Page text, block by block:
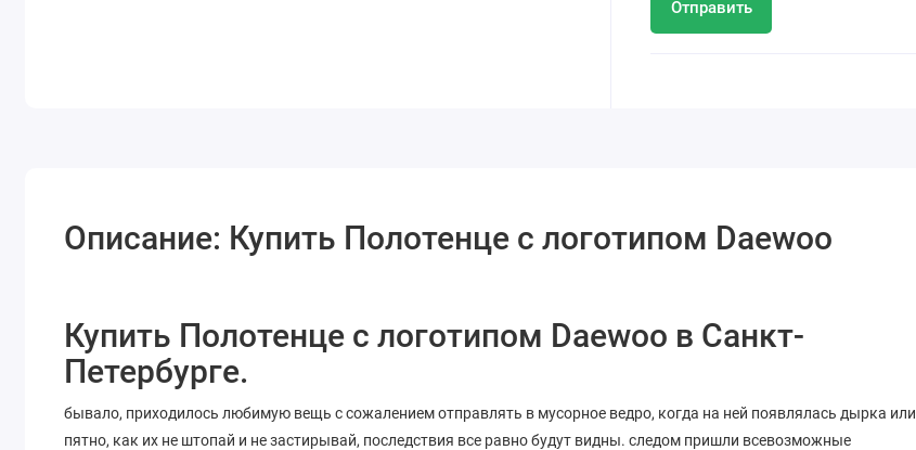
Отправить
Описание: Купить Полотенце с логотипом Daewoo
Купить Полотенце с логотипом Daewoo в Санкт-
Петербурге.
бывало, приходилось любимую вещь с сожалением отправлять в мусорное ведро, когда на ней появлялась дырка или
пятно, как их не штопай и не застирывай, последствия все равно будут видны. следом пришли всевозможные